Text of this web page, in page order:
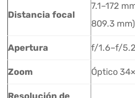
Distancia focal
7.1–172
809.3 mm)
Apertura f/1.6–f/5.2
Zoom Óptico